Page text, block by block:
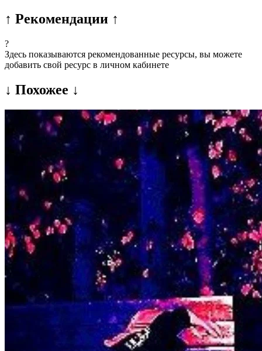
↑ Рекомендации ↑
?
Здесь показываются рекомендованные ресурсы, вы можете
добавить свой ресурс в личном кабинете
↓ Похожее ↓